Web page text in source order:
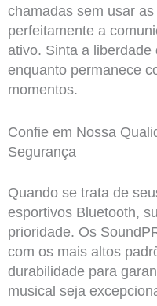
chamadas sem usar
perfeitamente a
ativo. Sinta a liberdade
enquanto permanece
momentos.
Confie em Nossa
Segurança
Quando se trata de
esportivos Bluetooth,
prioridade. Os
com os mais altos
durabilidade para
musical seja